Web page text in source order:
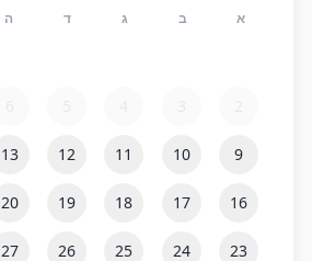
א ב ג ד ה
9
10
11
12
13
16
17
18
19
20
23
24
25
26
27